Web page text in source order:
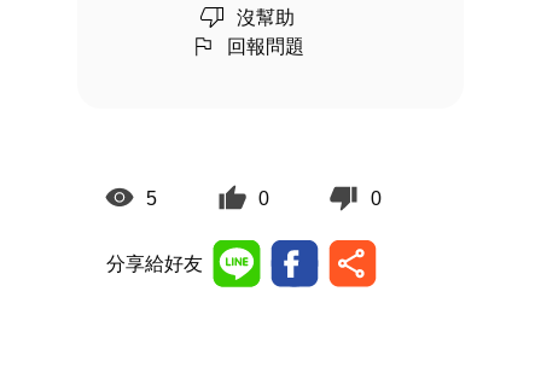
沒幫助
回報問題
5 0 0
分享給好友